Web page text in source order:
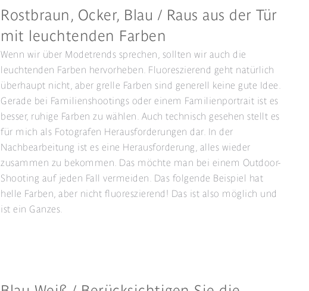
Rostbraun, Ocker, Blau / Raus aus der Tür
mit leuchtenden Farben
Wenn wir über Modetrends sprechen, sollten wir auch die
leuchtenden Farben hervorheben. Fluoreszierend geht natürlich
überhaupt nicht, aber grelle Farben sind generell keine gute Idee.
Gerade bei Familienshootings oder einem Familienportrait ist es
besser, ruhige Farben zu wählen. Auch technisch gesehen stellt es
für mich als Fotografen Herausforderungen dar. In der
Nachbearbeitung ist es eine Herausforderung, alles wieder
zusammen zu bekommen. Das möchte man bei einem Outdoor-
Shooting auf jeden Fall vermeiden. Das folgende Beispiel hat
helle Farben, aber nicht fluoreszierend! Das ist also möglich und
ist ein Ganzes.